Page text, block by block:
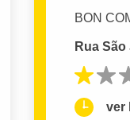
BON
Rua
ver